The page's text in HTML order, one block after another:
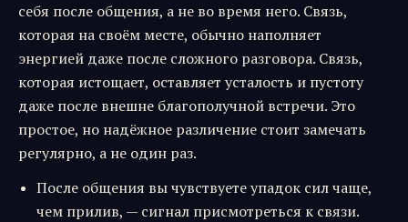
себя после общения, а не во время него. Связь,
которая на своём месте, обычно наполняет
энергией даже после сложного разговора. Связь,
которая истощает, оставляет усталость и пустоту
даже после внешне благополучной встречи. Это
простое, но надёжное различение стоит замечать
регулярно, а не один раз.
После общения вы чувствуете упадок сил чаще,
чем прилив, — сигнал присмотреться к связи.